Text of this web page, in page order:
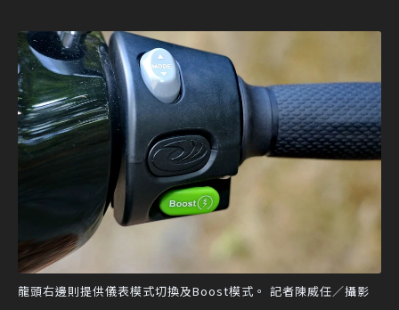
龍頭右邊則提供儀表模式切換及Boost模式。 記者陳威任／攝影